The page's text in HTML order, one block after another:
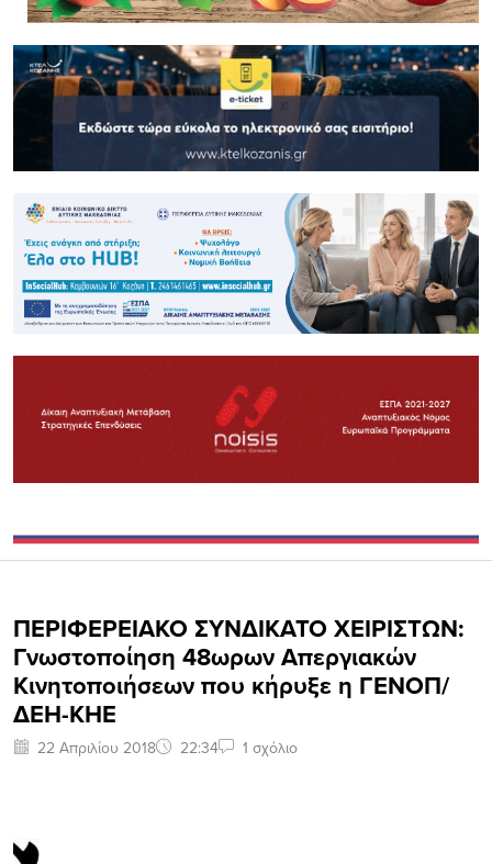
ΠΕΡΙΦΕΡΕΙΑΚΟ ΣΥΝΔΙΚΑΤΟ ΧΕΙΡΙΣΤΩΝ:
Γνωστοποίηση 48ωρων Απεργιακών
Κινητοποιήσεων που κήρυξε η ΓΕΝΟΠ/
ΔΕΗ-ΚΗΕ
22 Απριλίου 2018 22:34 1 σχόλιο